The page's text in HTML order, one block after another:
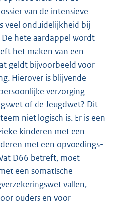
van de intensieve
veel onduidelijkheid bij
hete aardappel wordt
het maken van een
geldt bijvoorbeeld voor
Hierover is blijvende
verzorging
of de Jeugdwet? Dit
niet logisch is. Er is een
kinderen met een
met een opvoedings-
D66 betreft, moet
een somatische
vallen,
ouders en voor